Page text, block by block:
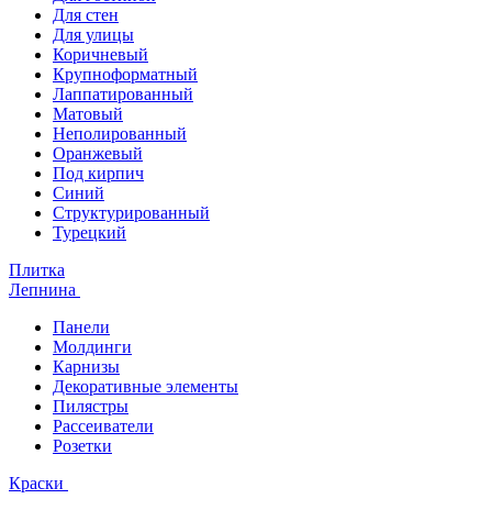
Для стен
Для улицы
Коричневый
Крупноформатный
Лаппатированный
Матовый
Неполированный
Оранжевый
Под кирпич
Синий
Структурированный
Турецкий
Плитка
Лепнина
Панели
Молдинги
Карнизы
Декоративные элементы
Пилястры
Рассеиватели
Розетки
Краски